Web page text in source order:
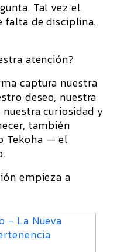
Tal vez el
falta de disciplina.
atención?
captura nuestra
deseo, nuestra
curiosidad y
también
Tekoha — el
empieza a